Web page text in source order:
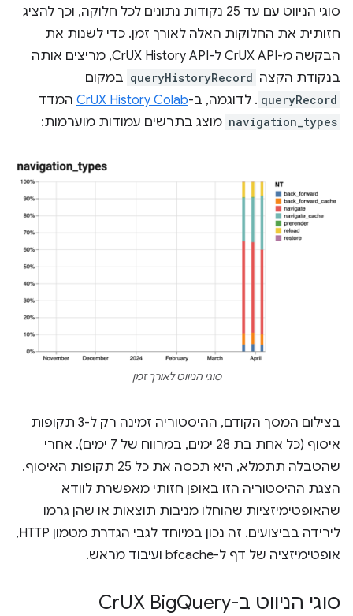
סוגי הניווט עם עד 25 נקודות נתונים לכל חלוקה, וכך להציג
חזותית את החלוקות האלה לאורך זמן. כדי לשנות את
הבקשה מ-CrUX API ל-CrUX History API, מריצים אותה
בנקודת הקצה queryHistoryRecord במקום
queryRecord . לדוגמה, ב-CrUX History Colab המדד
navigation_types מוצג בתרשים עמודות מוערמות:
סוגי הניווט לאורך זמן
בצילום המסך הקודם, ההיסטוריה זמינה רק ל-3 תקופות
איסוף (כל אחת בת 28 ימים, במרווח של 7 ימים). אחרי
שהטבלה תתמלא, היא תכסה את כל 25 תקופות האיסוף.
הצגת ההיסטוריה הזו באופן חזותי מאפשרת לוודא
שהאופטימיזציות שהוחלו מניבות תוצאות או שהן גרמו
לירידה בביצועים. זה נכון במיוחד לגבי הגדרת מטמון HTTP,
אופטימיזציה של דף ל-bfcache ועיבוד מראש.
סוגי הניווט ב-Cr UX BigQuery